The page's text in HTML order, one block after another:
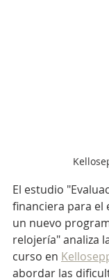
El estudio
financiera para el
un nuevo
relojería" analiza
curso en
abordar las